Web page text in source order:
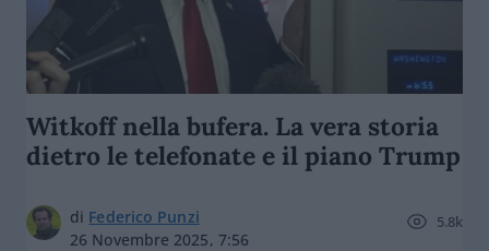
Witkoff nella bufera. La vera storia
dietro le telefonate e il piano Trump
di Federico Punzi
26 Novembre 2025, 7:56
5.8k